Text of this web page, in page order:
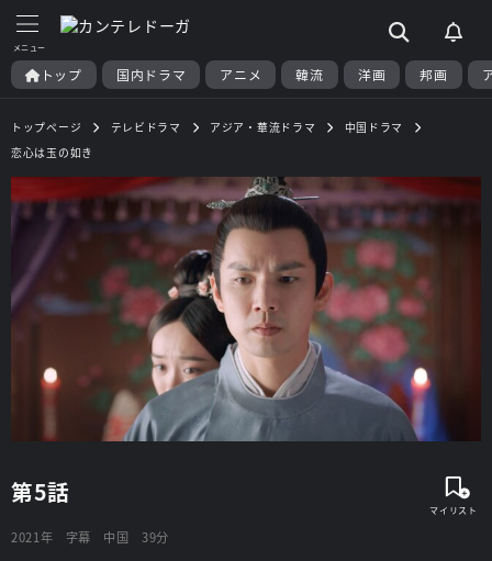
トップ 国内ドラマ アニメ 韓流 洋画 邦画
トップページ テレビドラマ アジア・華流ドラマ
中国ドラマ
恋心は玉の如き
第5話
2021年 字幕 中国 39分